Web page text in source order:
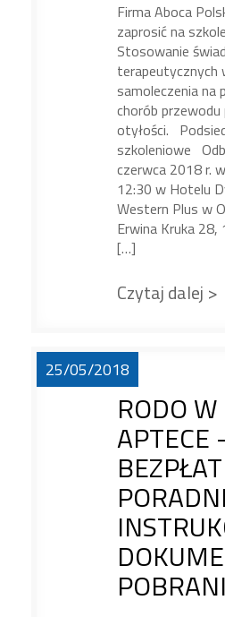
Firma Aboca
zaprosić na
Stosowanie
terapeutycznych
samoleczenia na
chorób
otyłości.
szkoleniowe
czerwca 2018 r.
12:30 w Hotelu
Western Plus w
Erwina Kruka
[…]
Czytaj dalej >
25/05/2018
RODO W
APTECE